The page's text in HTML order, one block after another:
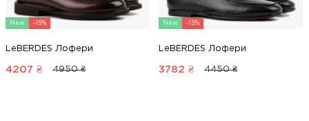
New -15%
LeBERDES Лофери
4207 ₴ 4950 ₴
New -15%
LeBERDES Лофери
3782 ₴ 4450 ₴